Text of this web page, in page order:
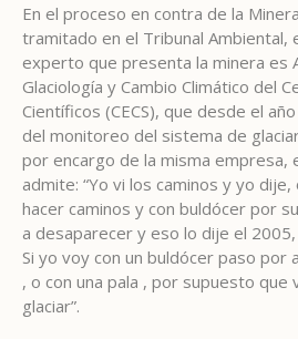
En el proceso en contra de la
tramitado en el Tribunal Ambiental,
experto que presenta la minera es
Glaciología y Cambio Climático del
Científicos (CECS), que desde el
del monitoreo del sistema de
por encargo de la misma empresa,
admite: “Yo vi los caminos y yo
hacer caminos y con buldócer por
a desaparecer y eso lo dije el
Si yo voy con un buldócer paso por
, o con una pala , por supuesto que
glaciar”.